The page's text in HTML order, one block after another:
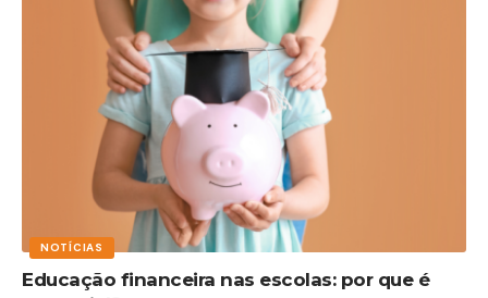
NOTÍCIAS
Educação financeira nas escolas: por que é